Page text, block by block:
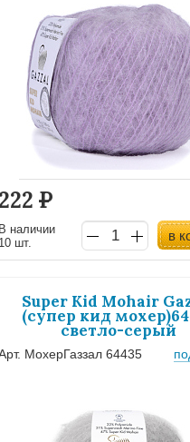
222 Р
В наличии
10 шт.
в
Super Kid Mohair
(супер кид
светло-серый
МохерГаззал 64435